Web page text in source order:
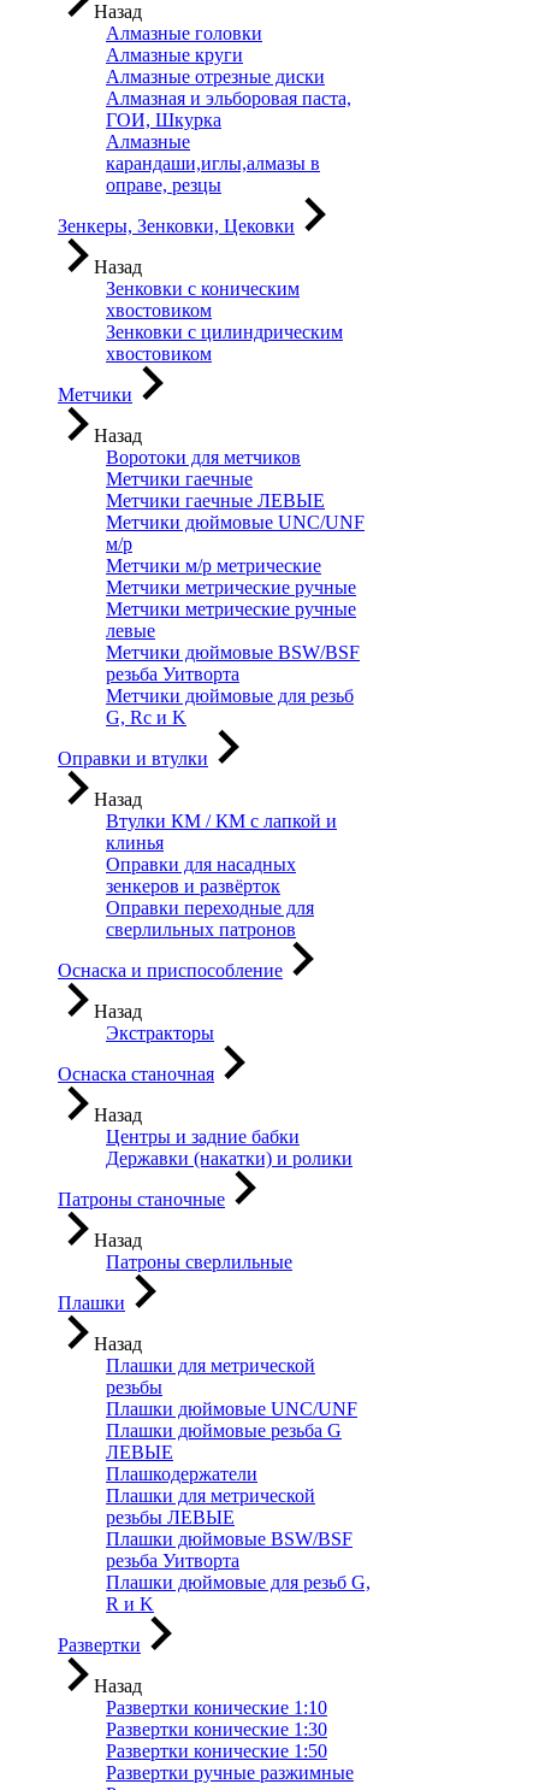
Назад
Алмазные головки
Алмазные круги
Алмазные отрезные диски
Алмазная и эльборовая паста,
ГОИ, Шкурка
Алмазные
карандаши,иглы,алмазы в
оправе, резцы
Зенкеры, Зенковки, Цековки
Назад
Зенковки с коническим
хвостовиком
Зенковки с цилиндрическим
хвостовиком
Метчики
Назад
Воротоки для метчиков
Метчики гаечные
Метчики гаечные ЛЕВЫЕ
Метчики дюймовые UNC/UNF
м/р
Метчики м/р метрические
Метчики метрические ручные
Метчики метрические ручные
левые
Метчики дюймовые BSW/BSF
резьба Уитворта
Метчики дюймовые для резьб
G, Rc и K
Оправки и втулки
Назад
Втулки КМ / КМ с лапкой и
клинья
Оправки для насадных
зенкеров и развёрток
Оправки переходные для
сверлильных патронов
Оснаска и приспособление
Назад
Экстракторы
Оснаска станочная
Назад
Центры и задние бабки
Державки (накатки) и ролики
Патроны станочные
Назад
Патроны сверлильные
Плашки
Назад
Плашки для метрической
резьбы
Плашки дюймовые UNC/UNF
Плашки дюймовые резьба G
ЛЕВЫЕ
Плашкодержатели
Плашки для метрической
резьбы ЛЕВЫЕ
Плашки дюймовые BSW/BSF
резьба Уитворта
Плашки дюймовые для резьб G,
R и K
Развертки
Назад
Развертки конические 1:10
Развертки конические 1:30
Развертки конические 1:50
Развертки ручные разжимные